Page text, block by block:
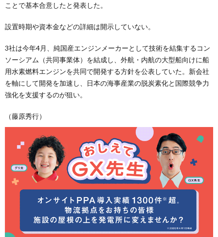
ことで基本合意したと発表した。
設置時期や資本金などの詳細は開示していない。
3社は今年4月、純国産エンジンメーカーとして技術を結集するコン
ソーシアム（共同事業体）を結成し、外航・内航の大型船向けに船
用水素燃料エンジンを共同で開発する方針を公表していた。新会社
を軸にして開発を加速し、日本の海事産業の脱炭素化と国際競争力
強化を支援するのが狙い。
（藤原秀行）